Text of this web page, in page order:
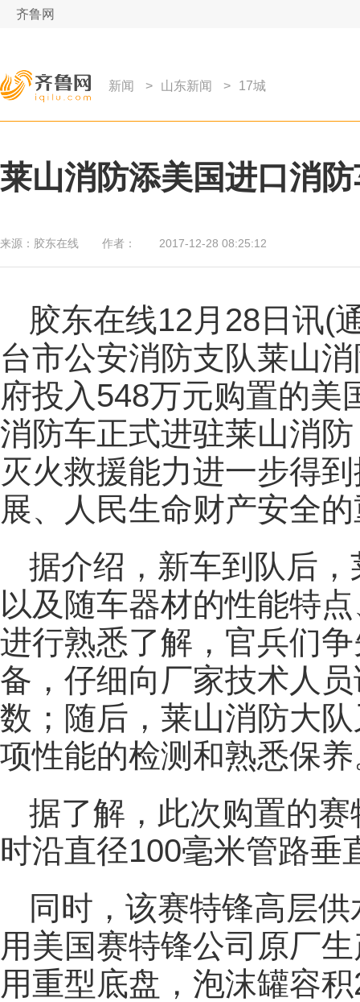
齐鲁网
新闻 > 山东新闻 > 17城
莱山消防添美国进口消
来源： 胶东在线 作者： 2017-12-28 08:25:12
胶东在线12月28日讯(
台市公安消防支队莱山
府投入548万元购置的美
消防车正式进驻莱山消
灭火救援能力进一步得
展、人民生命财产安全
据介绍，新车到队后
以及随车器材的性能特
进行熟悉了解，官兵们
备，仔细向厂家技术人
数；随后，莱山消防大
项性能的检测和熟悉保
据了解，此次购置的
时沿直径100毫米管路垂
同时，该赛特锋高层
用美国赛特锋公司原厂
用重型底盘，泡沫罐容